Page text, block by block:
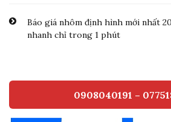
Báo giá nhôm định hình mới nhất
nhanh chỉ trong 1 phút
0908040191 –